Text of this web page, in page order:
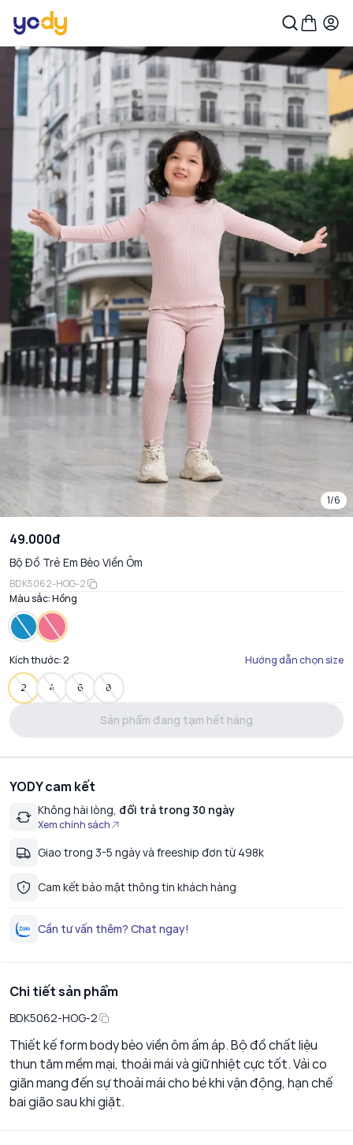
1/6
49.000đ
Bộ Đồ Trẻ Em Bèo Viền Ôm
BDK5062-HOG-2
Màu sắc:Hồng
Kích thước:2 Hướng dẫn chọn size
2 4 6 8
Sản phẩm đang tạm hết hàng
YODY cam kết
Không hài lòng, đổi trả trong 30 ngày
Xem chính sách
Giao trong 3-5 ngày và freeship đơn từ 498k
Cam kết bảo mật thông tin khách hàng
Cần tư vấn thêm? Chat ngay!
Chi tiết sản phẩm
BDK5062-HOG-2
Thiết kế form body bèo viền ôm ấm áp. Bộ đồ chất liệu
thun tăm mềm mại, thoải mái và giữ nhiệt cực tốt. Vải co
giãn mang đến sự thoải mái cho bé khi vận động, hạn chế
bai gião sau khi giặt.